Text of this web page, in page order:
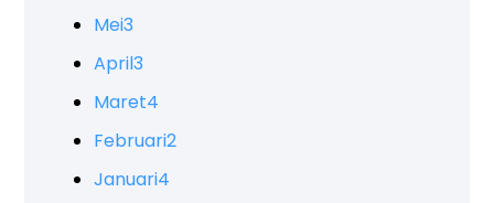
Mei3
April3
Maret4
Februari2
Januari4